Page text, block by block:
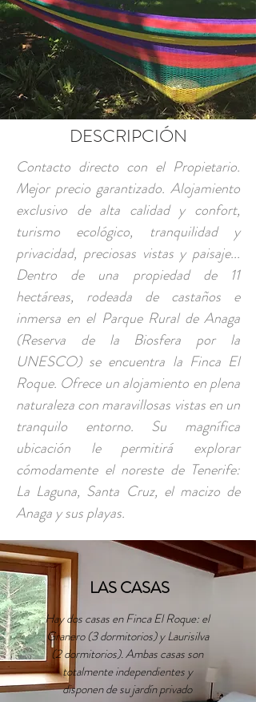
DESCRIPCIÓN
Contacto directo con el Propietario.
Mejor precio garantizado. Alojamiento
exclusivo de alta calidad y confort,
turismo ecológico, tranquilidad y
privacidad, preciosas vistas y paisaje...
Dentro de una propiedad de 11
hectáreas, rodeada de castaños e
inmersa en el Parque Rural de Anaga
(Reserva de la Biosfera por la
UNESCO) se encuentra la Finca El
Roque. Ofrece un alojamiento en plena
naturaleza con maravillosas vistas en un
tranquilo entorno. Su magnífica
ubicación le permitirá explorar
cómodamente el noreste de Tenerife:
La Laguna, Santa Cruz, el macizo de
Anaga y sus playas.
LAS CASAS
Hay dos casas en Finca El Roque: el
Granero (3 dormitorios) y Laurisilva
(2 dormitorios). Ambas casas son
totalmente independientes y
disponen de su jardín privado